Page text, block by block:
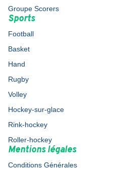
Groupe Scorers
Sports
Football
Basket
Hand
Rugby
Volley
Hockey-sur-glace
Rink-hockey
Roller-hockey
Mentions légales
Conditions Générales